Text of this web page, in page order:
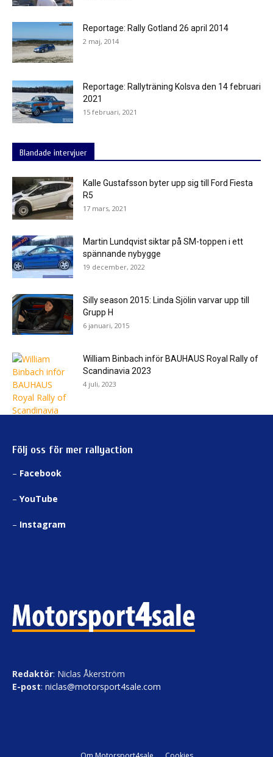
Reportage: Rally Gotland 26 april 2014
2 maj, 2014
Reportage: Rallyträning Kolsva den 14 februari
2021
15 februari, 2021
Blandade intervjuer
Kalle Gustafsson byter upp sig till Ford Fiesta
R5
17 mars, 2021
Martin Lundqvist siktar på SM-toppen i ett
spännande nybygge
19 december, 2022
Silly season 2015: Linda Sjölin varvar upp till
Grupp H
6 januari, 2015
William Binbach inför BAUHAUS Royal Rally of
Scandinavia 2023
4 juli, 2023
Följ oss för mer rallyaction
– Facebook
– YouTube
– Instagram
Redaktör: Niclas Åkerström
E-post: niclas@motorsport4sale.com